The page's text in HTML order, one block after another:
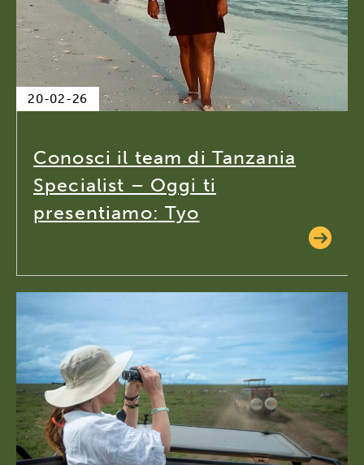
20-02-26
Conosci il team di Tanzania
Specialist – Oggi ti
presentiamo: Tyo